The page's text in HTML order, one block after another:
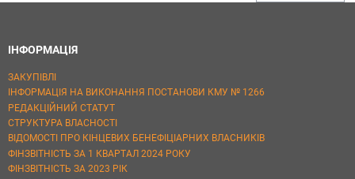
ІНФОРМАЦІЯ
ЗАКУПІВЛІ
ІНФОРМАЦІЯ НА ВИКОНАННЯ ПОСТАНОВИ КМУ № 1266
РЕДАКЦІЙНИЙ СТАТУТ
СТРУКТУРА ВЛАСНОСТІ
ВІДОМОСТІ ПРО КІНЦЕВИХ БЕНЕФІЦІАРНИХ ВЛАСНИКІВ
ФІНЗВІТНІСТЬ ЗА 1 КВАРТАЛ 2024 РОКУ
ФІНЗВІТНІСТЬ ЗА 2023 РІК